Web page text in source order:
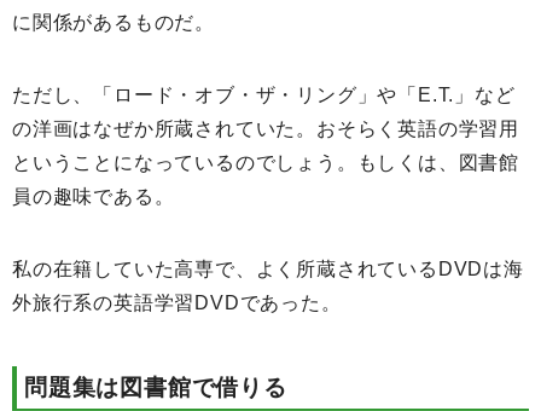
に関係があるものだ。
ただし、「ロード・オブ・ザ・リング」や「E.T.」など
の洋画はなぜか所蔵されていた。おそらく英語の学習用
ということになっているのでしょう。もしくは、図書館
員の趣味である。
私の在籍していた高専で、よく所蔵されているDVDは海
外旅行系の英語学習DVDであった。
問題集は図書館で借りる